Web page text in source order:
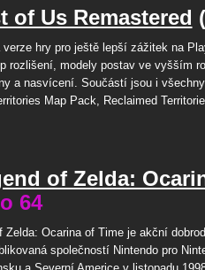
of Us Remastered
verze hry pro ještě lepší zážitek na
rozlišení, modely postav ve vyšším
a nasvícení. Součástí jsou i
Map Pack, Reclaimed
of Zelda:
64
Zelda: Ocarina of Time je akční
společností Nintendo pro